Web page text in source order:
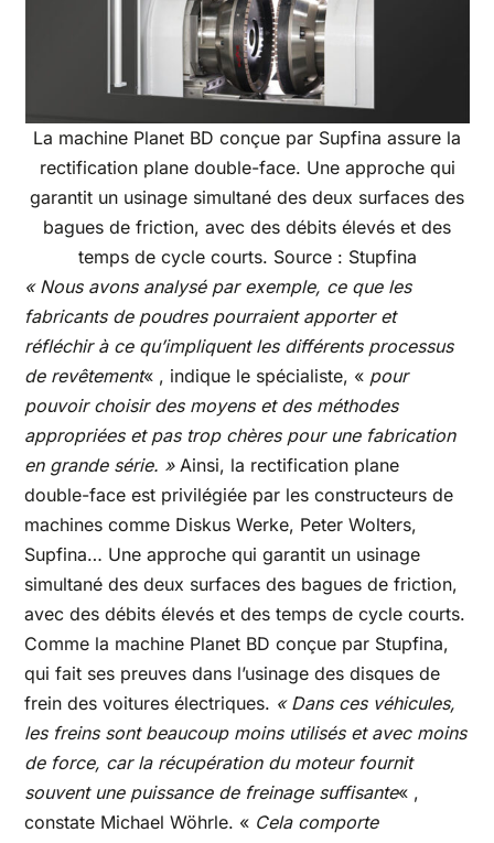
La machine Planet BD conçue par Supfina assure la
rectification plane double-face. Une approche qui
garantit un usinage simultané des deux surfaces des
bagues de friction, avec des débits élevés et des
temps de cycle courts. Source : Stupfina
« Nous avons analysé par exemple, ce que les
fabricants de poudres pourraient apporter et
réfléchir à ce qu’impliquent les différents processus
de revêtement« , indique le spécialiste, « pour
pouvoir choisir des moyens et des méthodes
appropriées et pas trop chères pour une fabrication
en grande série. »Ainsi, la rectification plane
double-face est privilégiée par les constructeurs de
machines comme Diskus Werke, Peter Wolters,
Supfina… Une approche qui garantit un usinage
simultané des deux surfaces des bagues de friction,
avec des débits élevés et des temps de cycle courts.
Comme la machine Planet BD conçue par Stupfina,
qui fait ses preuves dans l’usinage des disques de
frein des voitures électriques. « Dans ces véhicules,
les freins sont beaucoup moins utilisés et avec moins
de force, car la récupération du moteur fournit
souvent une puissance de freinage suffisante« ,
constate Michael Wöhrle. « Cela comporte